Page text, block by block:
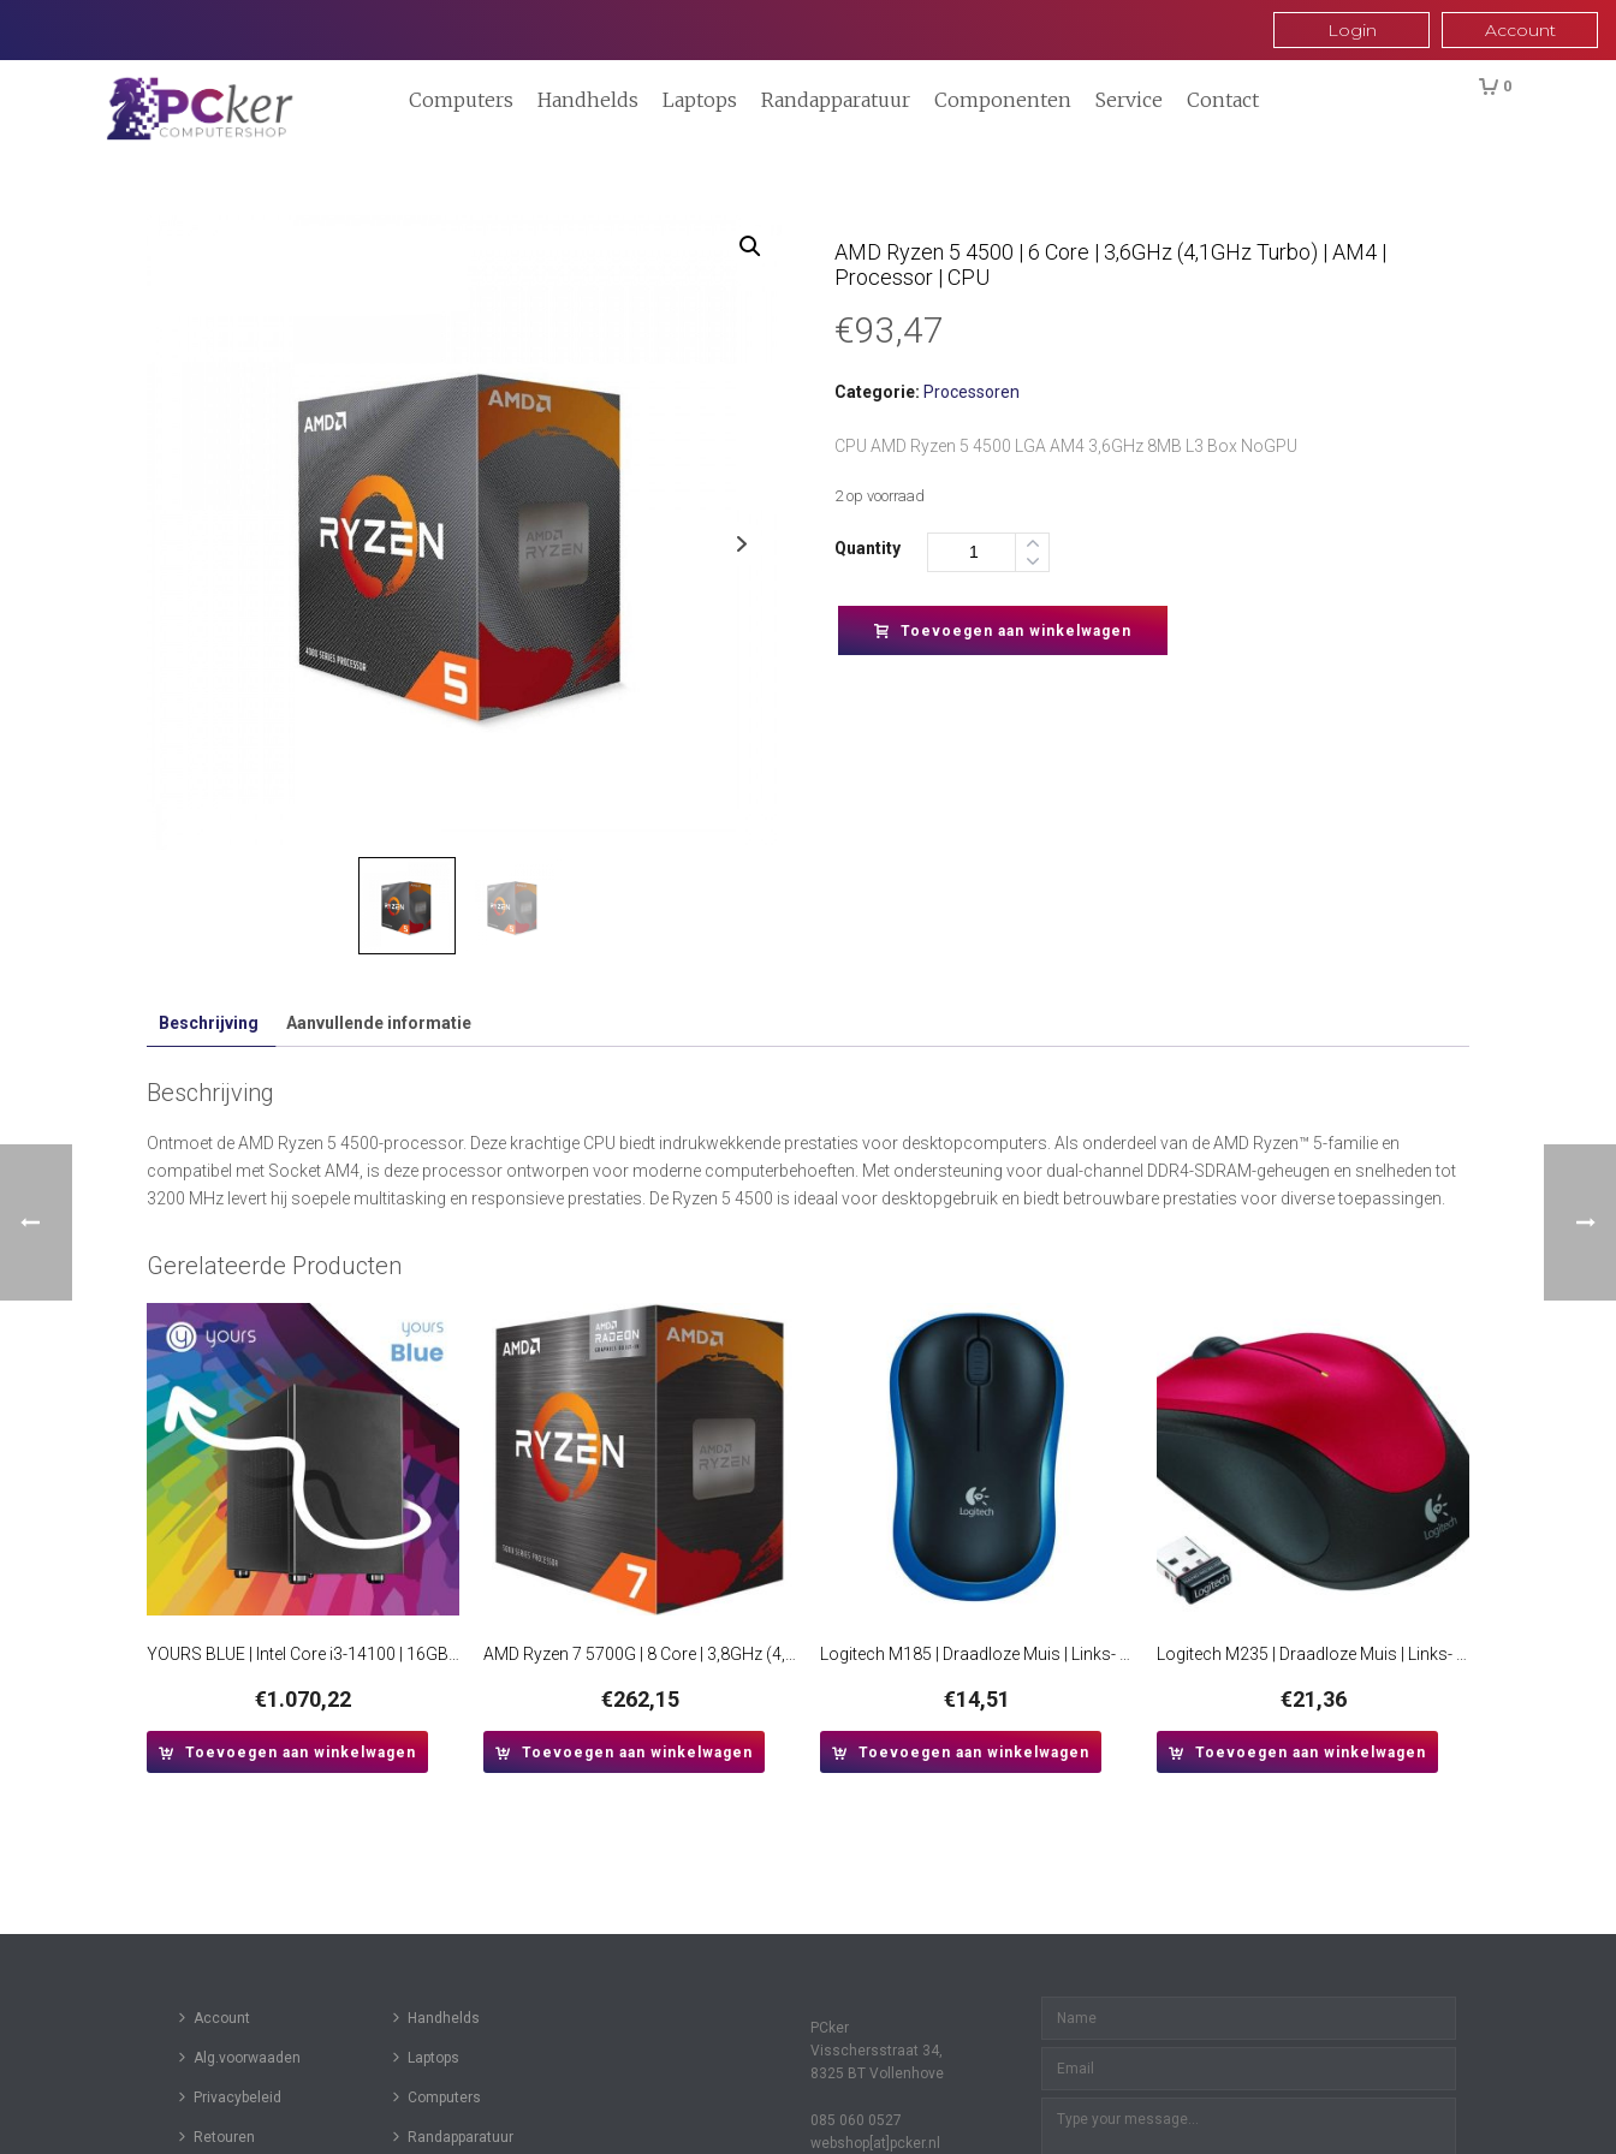
Login Account
Computers Handhelds Laptops Randapparatuur Componenten Service Contact
0
AMD Ryzen 5 4500 | 6 Core | 3,6GHz (4,1GHz Turbo) | AM4 |
Processor | CPU
€93,47
Categorie: Processoren
CPU AMD Ryzen 5 4500 LGA AM4 3,6GHz 8MB L3 Box NoGPU
2 op voorraad
Quantity
Toevoegen aan winkelwagen
Beschrijving Aanvullende informatie
Beschrijving
Ontmoet de AMD Ryzen 5 4500-processor. Deze krachtige CPU biedt indrukwekkende prestaties voor desktopcomputers. Als onderdeel van de AMD Ryzen™ 5-familie en
compatibel met Socket AM4, is deze processor ontworpen voor moderne computerbehoeften. Met ondersteuning voor dual-channel DDR4-SDRAM-geheugen en snelheden tot
3200 MHz levert hij soepele multitasking en responsieve prestaties. De Ryzen 5 4500 is ideaal voor desktopgebruik en biedt betrouwbare prestaties voor diverse toepassingen.
Gerelateerde Producten
YOURS BLUE | Intel Core i3-14100 | 16GB RAM | 1TB SSD | HDMI | Windows 11 Professional | Small Form Factor Behuizing
€1.070,22
Toevoegen aan winkelwagen
AMD Ryzen 7 5700G | 8 Core | 3,8GHz (4,6GHz Turbo) | AM4 | Processor | CPU
€262,15
Toevoegen aan winkelwagen
Logitech M185 | Draadloze Muis | Links- en Rechtshandig | RF | 1000 DPI | Zwart/Blauw
€14,51
Toevoegen aan winkelwagen
Logitech M235 | Draadloze Muis | Links- en Rechtshandig | RF | 1000 DPI | Rood/Zwart
€21,36
Toevoegen aan winkelwagen
Account
Alg.voorwaaden
Privacybeleid
Retouren
Handhelds
Laptops
Computers
Randapparatuur
PCker
Visschersstraat 34,
8325 BT Vollenhove
085 060 0527
webshop[at]pcker.nl